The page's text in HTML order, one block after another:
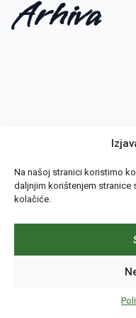
Na našoj stranici koristimo
daljnjim korištenjem stranice
kolačiće.
Arhiva